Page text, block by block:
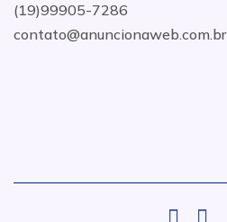
(19)99905-7286
contato@anuncionaweb.com.br